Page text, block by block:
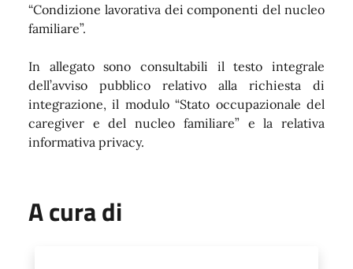
“Condizione lavorativa dei componenti del nucleo
familiare”.
In allegato sono consultabili il testo integrale
dell’avviso pubblico relativo alla richiesta di
integrazione, il modulo “Stato occupazionale del
caregiver e del nucleo familiare” e la relativa
informativa privacy.
A cura di